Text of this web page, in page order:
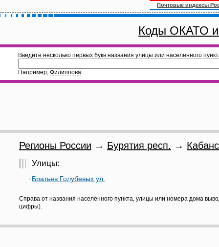
Почтовые индексы
Коды ОКАТО
Введите несколько первых букв названия улицы или населённого
Например, Филиппова.
Регионы России → Бурятия респ. →
Улицы:
Братьев Голубевых ул.
Справа от названия населённого пункта, улицы или номера дома
цифры).